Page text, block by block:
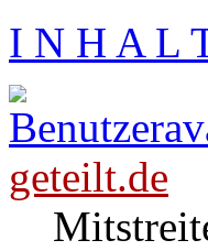
I N H A L
geteilt.de